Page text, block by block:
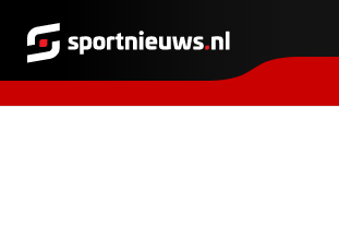
Sportnieuws.nl